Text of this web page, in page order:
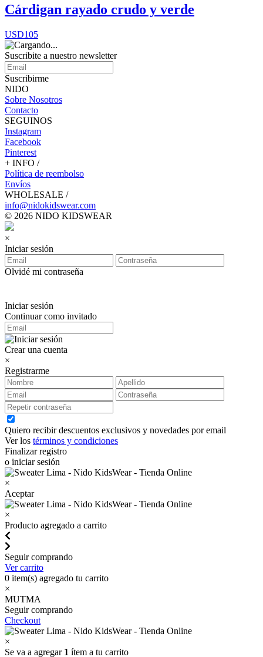
Cárdigan rayado crudo y verde
USD105
Suscribite a nuestro newsletter
Suscribirme
NIDO
Sobre Nosotros
Contacto
SEGUINOS
Instagram
Facebook
Pinterest
+ INFO /
Política de reembolso
Envíos
WHOLESALE /
info@nidokidswear.com
© 2026 NIDO KIDSWEAR
×
Iniciar sesión
Olvidé mi contraseña
Iniciar sesión
Continuar como invitado
Crear una cuenta
×
Registrarme
Quiero recibir descuentos exclusivos y novedades por email
Ver los términos y condiciones
Finalizar registro
o iniciar sesión
×
Aceptar
×
Producto agregado a carrito
Seguir comprando
Ver carrito
0 item(s) agregado tu carrito
×
MUTMA
Seguir comprando
Checkout
×
Se va a agregar 1 ítem a tu carrito